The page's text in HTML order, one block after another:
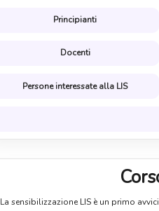
Principianti
Docenti
Persone interessate alla LIS
La sensibilizzazione LIS è un primo